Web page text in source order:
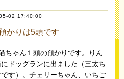
02 17:40:00
かりは5頭です
ちゃん１頭の預かりです。りん
ドッグランに出ました（三太ち
す）。チェリーちゃん、いちご